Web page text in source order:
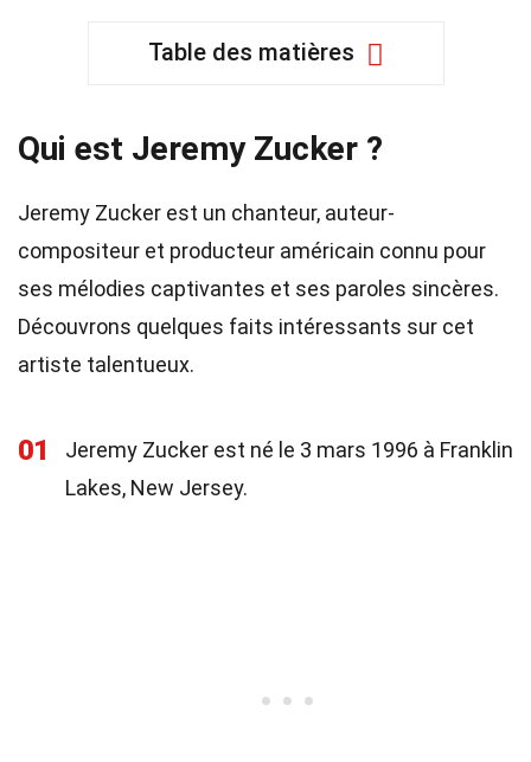
Table des matières
Qui est Jeremy Zucker ?
Jeremy Zucker est un chanteur, auteur-
compositeur et producteur américain connu pour
ses mélodies captivantes et ses paroles sincères.
Découvrons quelques faits intéressants sur cet
artiste talentueux.
01
Jeremy Zucker est né le 3 mars 1996 à Franklin
Lakes, New Jersey.